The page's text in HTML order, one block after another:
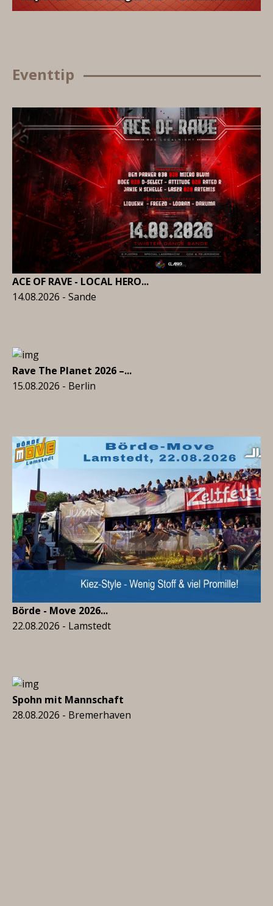
Eventtip
ACE OF RAVE - LOCAL HERO...
14.08.2026 - Sande
Rave The Planet 2026 –...
15.08.2026 - Berlin
Börde - Move 2026...
22.08.2026 - Lamstedt
Spohn mit Mannschaft
28.08.2026 - Bremerhaven